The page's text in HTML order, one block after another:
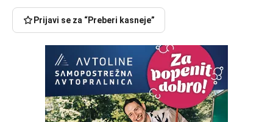
Prijavi se za “Preberi kasneje”